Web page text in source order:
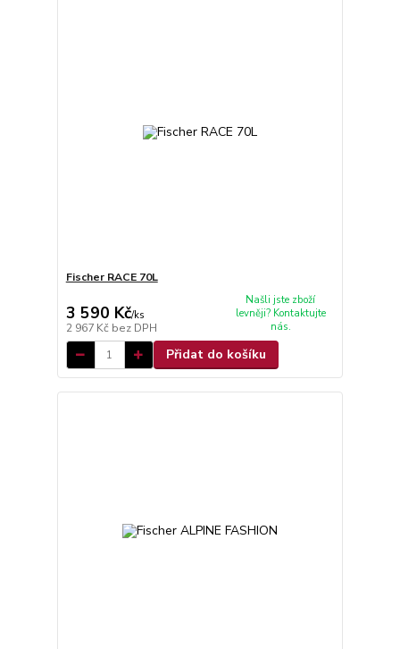
Fischer RACE 70L
3 590 Kč/ks
2 967 Kč bez DPH
Našli jste zboží
levněji? Kontaktujte
nás.
Přidat do košíku